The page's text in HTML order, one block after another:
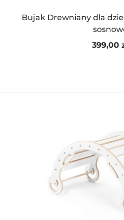
Bujak Drewniany dla
399,00